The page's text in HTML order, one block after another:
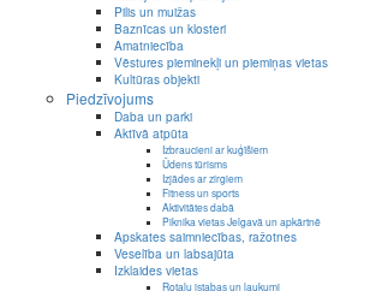
Pilis un muižas
Baznīcas un klosteri
Amatniecība
Vēstures pieminekļi un piemiņas vietas
Kultūras objekti
Piedzīvojums
Daba un parki
Aktīvā atpūta
Izbraucieni ar kuģīšiem
Ūdens tūrisms
Izjādes ar zirgiem
Fitness un sports
Aktivitātes dabā
Piknika vietas Jelgavā un apkārtnē
Apskates saimniecības, ražotnes
Veselība un labsajūta
Izklaides vietas
Rotaļu istabas un laukumi